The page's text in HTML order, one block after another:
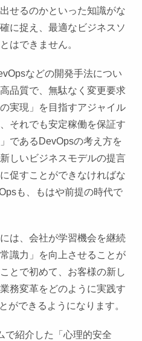
せるのかといった知識がな
に捉え、最適なビジネスソ
はできません。
などの開発手法につい
品質で、無駄なく変更要求
実現」を目指すアジャイル
それでも安定稼働を保証す
であるDevOpsの考え方を
しいビジネスモデルの提言
促すことができなければな
も、もはや前提の時代で
は、会社が学習機会を継続
識力」を向上させることが
とで初めて、お客様の新し
務変革をどのように実践す
ができるようになります。
で紹介した「心理的安全